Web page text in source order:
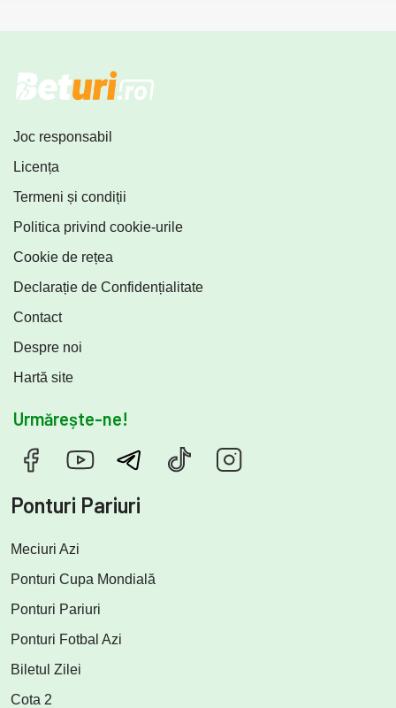
Joc responsabil
Licența
Termeni și condiții
Politica privind cookie-urile
Cookie de rețea
Declarație de Confidențialitate
Contact
Despre noi
Hartă site
Urmărește-ne!
Ponturi Pariuri
Meciuri Azi
Ponturi Cupa Mondială
Ponturi Pariuri
Ponturi Fotbal Azi
Biletul Zilei
Cota 2